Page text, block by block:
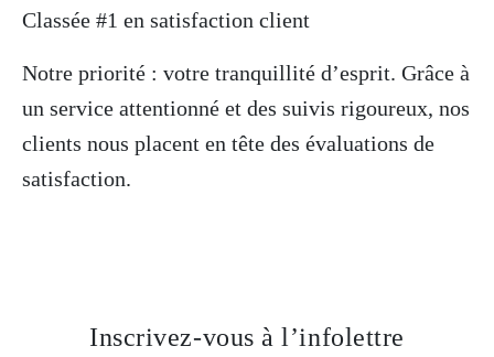
Classée #1 en satisfaction client
Notre priorité : votre tranquillité d’esprit. Grâce à
un service attentionné et des suivis rigoureux, nos
clients nous placent en tête des évaluations de
satisfaction.
Inscrivez-vous à l’infolettre